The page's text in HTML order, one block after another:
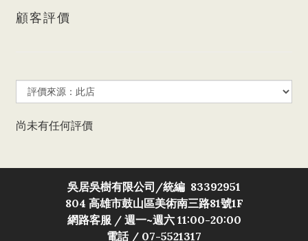
顧客評價
尚未有任何評價
吳居吳樹有限公司/統編 83392951
804 高雄市鼓山區美術南三路81號1F
網路客服 / 週一~週六 11:00-20:00
電話 / 07-5521317